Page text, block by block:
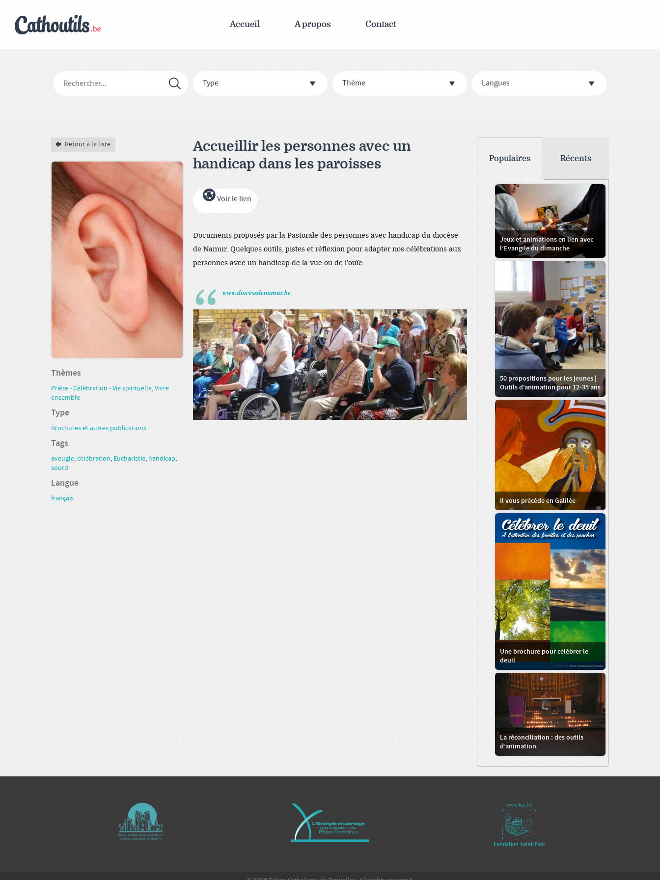
Accueil A propos Contact
Type Thème Langues
Accueillir les personnes avec un
handicap dans les paroisses
Voir le lien
Documents proposés par la Pastorale des personnes avec handicap du diocèse
de Namur. Quelques outils, pistes et réflexion pour adapter nos célébrations aux
personnes avec un handicap de la vue ou de l’ouïe.
www.diocesedenamur.be
Retour à la liste
Thèmes
Prière - Célébration - Vie spirituelle,Vivre
ensemble
Type
Brochures et autres publications
Tags
aveugle,célébration, Eucharistie, handicap,
sourd
Langue
français
Populaires
Jeux et animations en lien avec
l’Evangile du dimanche
50 propositions pour les jeunes |
Outils d’animation pour 12-35 ans
Il vous précède en Galilée
Une brochure pour célébrer le
deuil
La réconciliation : des outils
d’animation
Récents